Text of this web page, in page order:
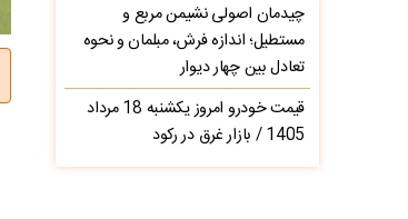
چیدمان اصولی نشیمن مربع و
مستطیل؛ اندازه فرش، مبلمان و نحوه
تعادل بین چهار دیوار
قیمت خودرو امروز یکشنبه 18 مرداد
1405 / بازار غرق در رکود